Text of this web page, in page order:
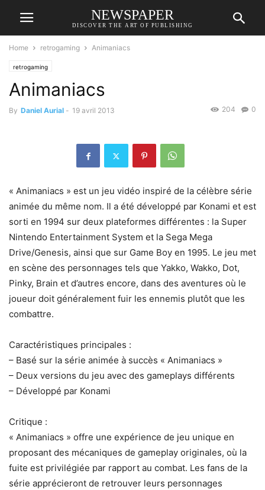
NEWSPAPER
DISCOVER THE ART OF PUBLISHING
Home retrogaming Animaniacs
retrogaming
Animaniacs
By Daniel Aurial - 19 avril 2013 0
204
« Animaniacs » est un jeu vidéo inspiré de la célèbre série
animée du même nom. Il a été développé par Konami et est
sorti en 1994 sur deux plateformes différentes : la Super
Nintendo Entertainment System et la Sega Mega
Drive/Genesis, ainsi que sur Game Boy en 1995. Le jeu met
en scène des personnages tels que Yakko, Wakko, Dot,
Pinky, Brain et d’autres encore, dans des aventures où le
joueur doit généralement fuir les ennemis plutôt que les
combattre.
Caractéristiques principales :
– Basé sur la série animée à succès « Animaniacs »
– Deux versions du jeu avec des gameplays différents
– Développé par Konami
Critique :
« Animaniacs » offre une expérience de jeu unique en
proposant des mécaniques de gameplay originales, où la
fuite est privilégiée par rapport au combat. Les fans de la
série apprécieront de retrouver leurs personnages